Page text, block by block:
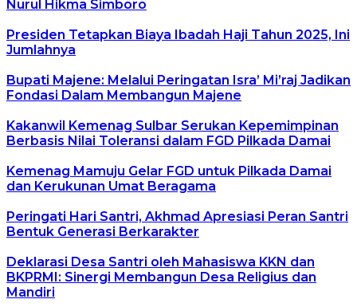
Nurul Hikma Simboro
Presiden Tetapkan Biaya Ibadah Haji Tahun 2025, Ini
Jumlahnya
Bupati Majene: Melalui Peringatan Isra’ Mi’raj Jadikan
Fondasi Dalam Membangun Majene
Kakanwil Kemenag Sulbar Serukan Kepemimpinan
Berbasis Nilai Toleransi dalam FGD Pilkada Damai
Kemenag Mamuju Gelar FGD untuk Pilkada Damai
dan Kerukunan Umat Beragama
Peringati Hari Santri, Akhmad Apresiasi Peran Santri
Bentuk Generasi Berkarakter
Deklarasi Desa Santri oleh Mahasiswa KKN dan
BKPRMI: Sinergi Membangun Desa Religius dan
Mandiri